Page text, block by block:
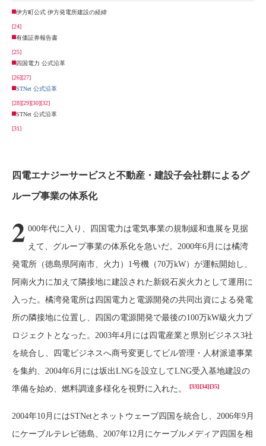
伊方町公式 伊方発電所建設の経緯
[24]
有価証券報告書
[25]
四国電力 公式沿革
[26][27]
STNet 公式沿革
[28][29][30][32]
STNet 公式沿革
[31]
四電エナジーサービスと不動産・建設子会社群によるグ
ループ事業の体系化
2 000年代に入り、四国電力は電気事業の規制緩和進展を見据
えて、グループ事業の体系化を急いだ。2000年6月には橘湾
発電所（徳島県阿南市、火力）1号機（70万kW）が運転開始し、
阿南火力に加えて隣接地に建設された新鋭石炭火力として運用に
入った。橘湾発電所は四国電力と電源開発の共同出資による発電
所の隣接地に位置し、四国の電源開発で最後の100万kW級火力プ
ロジェクトとなった。2003年4月には四電産業と県別ビジネス3社
を統合し、四電ビジネスへ商号変更してビル管理・人材派遣事業
を集約、2004年6月には坂出LNGを設立してLNG受入基地建設の
準備を始め、燃料調達多様化を視野に入れた。
[33][34][35]
2004年10月にはSTNetとネットウェーブ四国を統合し、2006年9月
にケーブルテレビ徳島、2007年12月にケーブルメディア四国を相